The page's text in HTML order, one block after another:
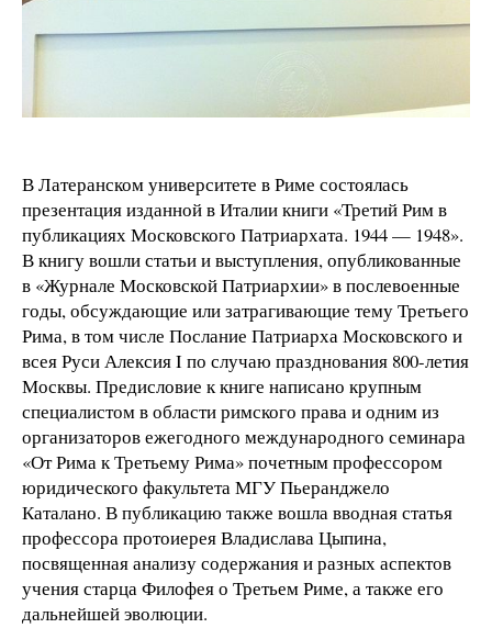
В Латеранском университете в Риме состоялась
презентация изданной в Италии книги «Третий Рим в
публикациях Московского Патриархата. 1944 — 1948».
В книгу вошли статьи и выступления, опубликованные
в «Журнале Московской Патриархии» в послевоенные
годы, обсуждающие или затрагивающие тему Третьего
Рима, в том числе Послание Патриарха Московского и
всея Руси Алексия I по случаю празднования 800-летия
Москвы. Предисловие к книге написано крупным
специалистом в области римского права и одним из
организаторов ежегодного международного семинара
«От Рима к Третьему Рима» почетным профессором
юридического факультета МГУ Пьеранджело
Каталано. В публикацию также вошла вводная статья
профессора протоиерея Владислава Цыпина,
посвященная анализу содержания и разных аспектов
учения старца Филофея о Третьем Риме, а также его
дальнейшей эволюции.